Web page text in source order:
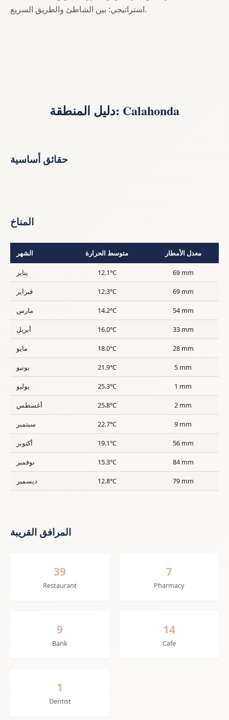
استراتيجي: بين الشاطئ والطريق السريع.
دليل المنطقة: Calahonda
حقائق أساسية
المناخ
الشهر متوسط الحرارة معدل الأمطار
يناير 12.1°C 69 mm
فبراير 12.3°C 69 mm
مارس 14.2°C 54 mm
أبريل 16.0°C 33 mm
مايو 18.0°C 28 mm
يونيو 21.9°C 5 mm
يوليو 25.3°C 1 mm
أغسطس 25.8°C 2 mm
سبتمبر 22.7°C 9 mm
أكتوبر 19.1°C 56 mm
نوفمبر 15.3°C 84 mm
ديسمبر 12.8°C 79 mm
المرافق القريبة
39
Restaurant
7
Pharmacy
9
Bank
14
Cafe
1
Dentist